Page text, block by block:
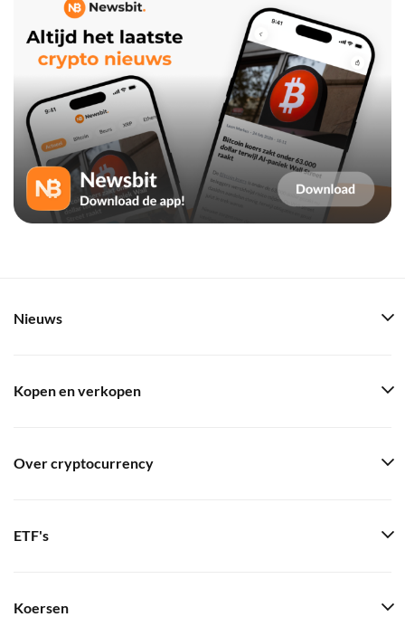
Nieuws
Kopen en verkopen
Over cryptocurrency
ETF's
Koersen